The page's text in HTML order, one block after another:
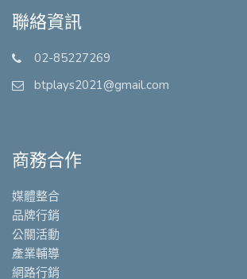
聯絡資訊
02-85227269
btplays2021@gmail.com
商務合作
媒體整合
品牌行銷
公關活動
產業輔導
網路行銷